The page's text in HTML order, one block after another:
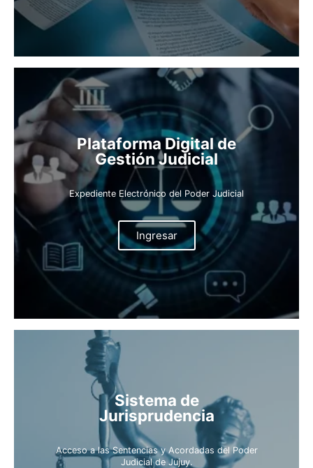
Plataforma Digital de
Gestión Judicial
Expediente Electrónico del Poder Judicial
Ingresar
Sistema de
Jurisprudencia
Acceso a las Sentencias y Acordadas del Poder
Judicial de Jujuy.